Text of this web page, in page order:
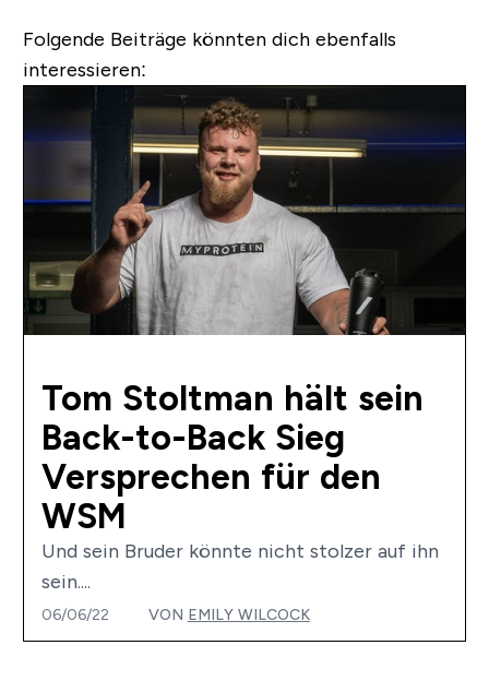
Folgende Beiträge könnten dich ebenfalls
interessieren:
Tom Stoltman hält sein
Back-to-Back Sieg
Versprechen für den
WSM
Und sein Bruder könnte nicht stolzer auf ihn
sein....
06/06/22 VON EMILY WILCOCK